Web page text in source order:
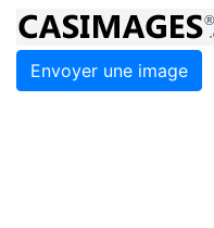
Envoyer une image